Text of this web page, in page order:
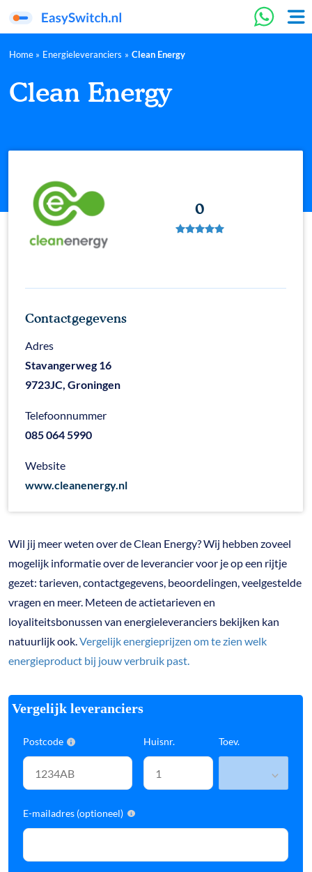
Home » Energieleveranciers » Clean Energy
Clean Energy
0
Contactgegevens
Adres
Stavangerweg 16
9723JC, Groningen
Telefoonnummer
085 064 5990
Website
www.cleanenergy.nl
Wil jij meer weten over de Clean Energy? Wij hebben zoveel
mogelijk informatie over de leverancier voor je op een rijtje
gezet: tarieven, contactgegevens, beoordelingen, veelgestelde
vragen en meer. Meteen de actietarieven en
loyaliteitsbonussen van energieleveranciers bekijken kan
natuurlijk ook. Vergelijk energieprijzen om te zien welk
energieproduct bij jouw verbruik past.
Vergelijk leveranciers
Postcode Huisnr. Toev.
E-mailadres (optioneel)